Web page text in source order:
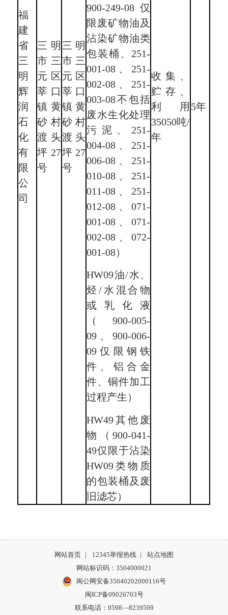
福
建
省
三
明
辉
润
石
化
有
限
公
司
三明
市三
元区
莘口
镇黄
砂村
渡头
坪27
号
三明
市三
元区
莘口
镇黄
砂村
渡头
坪27
号
900-249-08仅
限废矿物油及
沾染矿物油类
包装桶、251-
001-08、251-
002-08、251-
003-08不包括
废水生化处理
污泥、251-
004-08、251-
006-08、251-
010-08、251-
011-08、251-
012-08、071-
001-08、071-
002-08、072-
001-08）
HW09油/水、
烃/水混合物
或乳化液
（900-005-
09、900-006-
09仅限钢铁
件、铝合金
件、铜件加工
过程产生）
HW49其他废
物（900-041-
49仅限于沾染
HW09类物质
的包装桶及废
旧滤芯）
收集、
贮存、
利用
35050吨/
年
5年
网站首页 | 12345举报热线 |
站点地图
网站标识码：3504000021
闽公网安备35040202000116号
闽ICP备09026703号
联系电话：0598—8239509